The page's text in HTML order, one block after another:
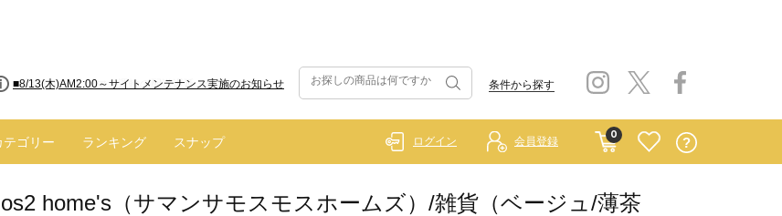
■8/13(木)AM2:00～サイトメンテナンス実施のお知らせ 条件から探す
テゴリー ランキング スナップ
0
ログイン 会員登録
home's（サマンサモスモスホームズ）/雑貨（ベージュ/薄茶